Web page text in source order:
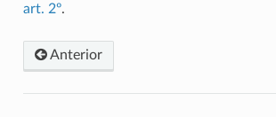
art. 2º.
Anterior